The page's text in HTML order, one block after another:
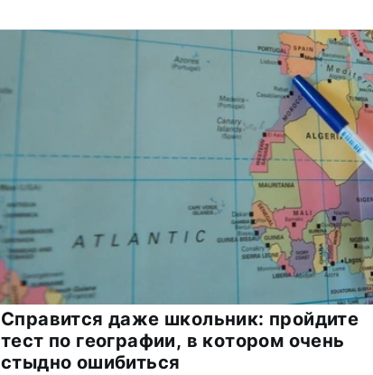
Справится даже школьник: пройдите
тест по географии, в котором очень
стыдно ошибиться